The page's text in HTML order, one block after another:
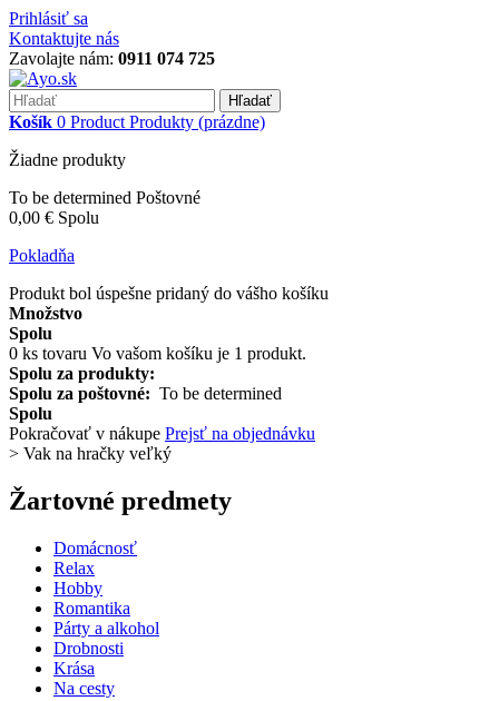
Prihlásiť sa
Kontaktujte nás
Zavolajte nám: 0911 074 725
Hľadať
Košík 0 Product Produkty (prázdne)
Žiadne produkty
To be determined Poštovné
0,00 € Spolu
Pokladňa
Produkt bol úspešne pridaný do vášho košíku
Množstvo
Spolu
0 ks tovaru Vo vašom košíku je 1 produkt.
Spolu za produkty:
Spolu za poštovné: To be determined
Spolu
Pokračovať v nákupe Prejsť na objednávku
> Vak na hračky veľký
Žartovné predmety
Domácnosť
Relax
Hobby
Romantika
Párty a alkohol
Drobnosti
Krása
Na cesty